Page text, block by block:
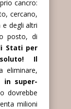
cancro:
cercano,
e degli altri
posto, di
Stati per
Il
eliminare,
in super-
dovrebbe
milioni